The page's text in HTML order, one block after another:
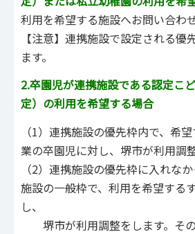
利用を希望する施設へお問い合わ
【注意】連携施設で設定される優
ます。
2.卒園児が連携施設である認定こ
定）の利用を希望する場合
（1）連携施設の優先枠内で、希
業の卒園児に対し、堺市が利用調
（2）連携施設の優先枠に入れな
施設の一般枠で、利用を希望する
し、
堺市が利用調整をします。そ